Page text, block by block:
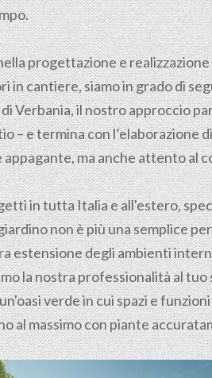
progettazionee realizzazione
cantiere, siamo in grado di
Verbania, il nostro approccio
– e termina con
ma anche attento al
in tutta Italia e all'estero,
non è più una semplice
estensione degli ambienti
la nostra professionalità al
verde in cui spazi e
al massimo con piante